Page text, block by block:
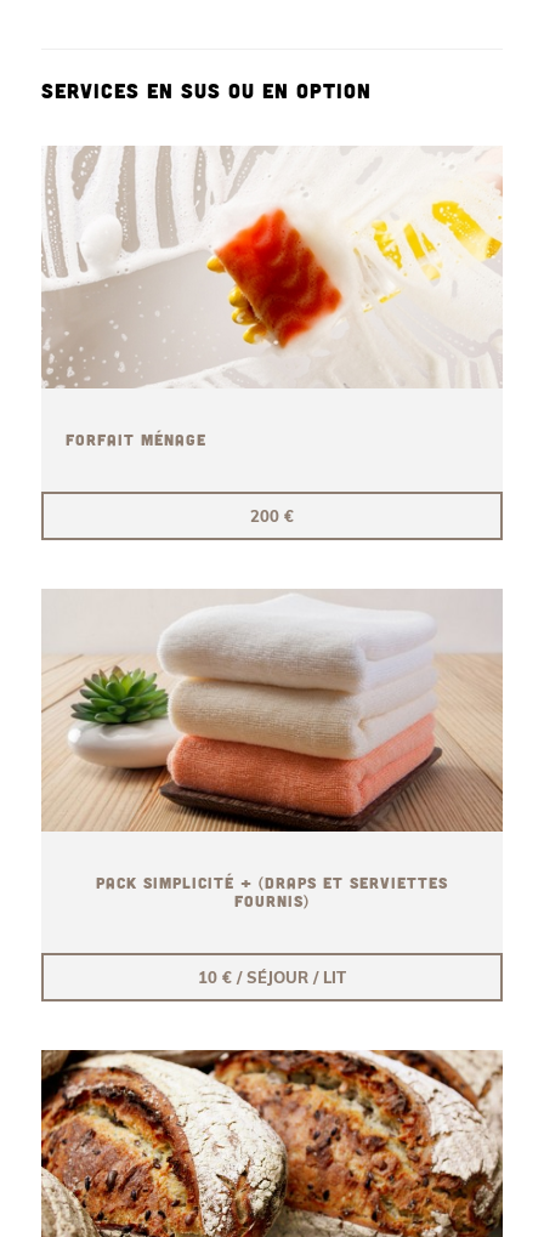
SERVICES EN SUS OU EN OPTION
FORFAIT MÉNAGE
200 €
PACK SIMPLICITÉ + (DRAPS ET SERVIETTES
FOURNIS)
10 € / SÉJOUR / LIT